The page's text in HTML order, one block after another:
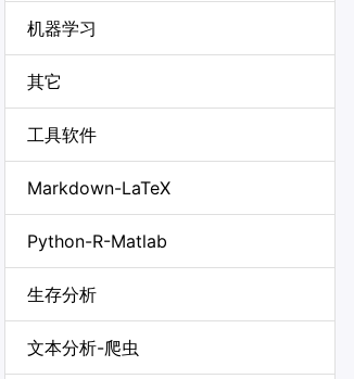
机器学习
其它
工具软件
Markdown-LaTeX
Python-R-Matlab
生存分析
文本分析-爬虫